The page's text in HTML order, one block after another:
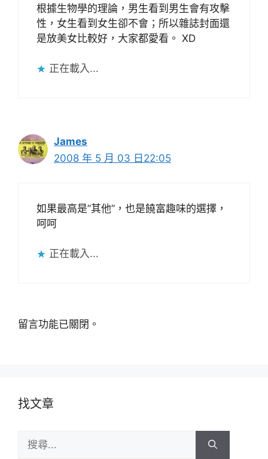
根據生物學的理論，男生看到男生會有攻擊
性，女生看到女生卻不會；所以雜誌封面還
是放美女比較好，大家都愛看。 XD
正在載入...
James
2008 年 5 月 03 日22:05
如果最高是”其他”，也是饒富趣味的選擇，
呵呵
正在載入...
留言功能已關閉。
找文章
尋: